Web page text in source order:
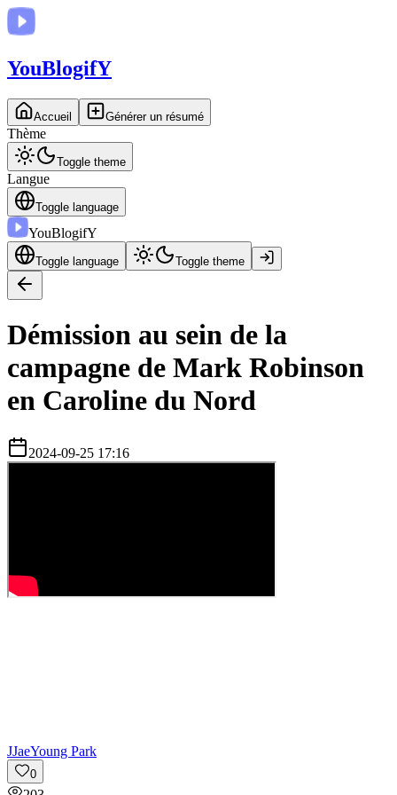
YouBlogifY
Accueil Générer un résumé
Thème
Toggle theme
Langue
Toggle language
YouBlogifY
Toggle language Toggle theme
Démission au sein de la
campagne de Mark Robinson
en Caroline du Nord
2024-09-25 17:16
JJaeYoung Park
0